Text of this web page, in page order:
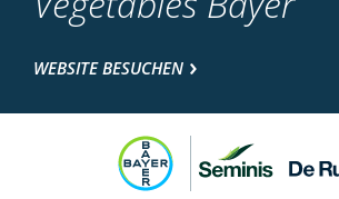
WEBSITE BESUCHEN